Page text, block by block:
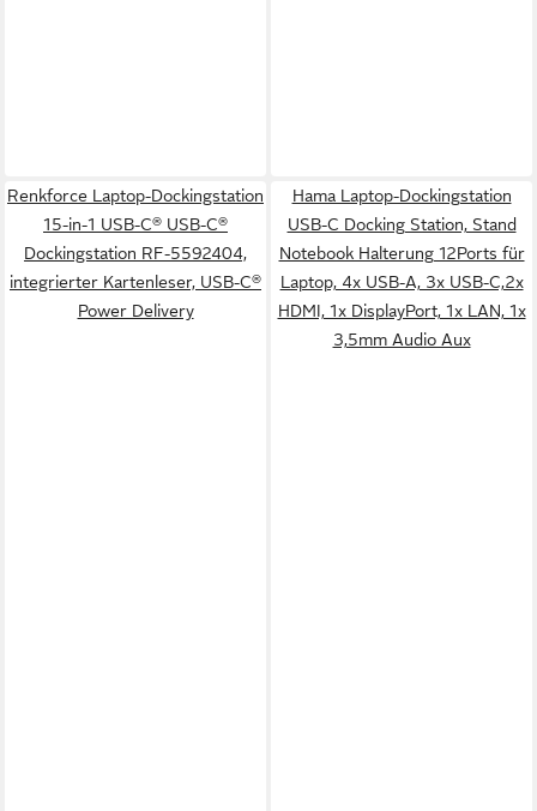
Renkforce Laptop-Dockingstation
15-in-1 USB-C® USB-C®
Dockingstation RF-5592404,
integrierter Kartenleser, USB-C®
Power Delivery
Hama Laptop-Dockingstation
USB-C Docking Station, Stand
Notebook Halterung 12Ports für
Laptop, 4x USB-A, 3x USB-C,2x
HDMI, 1x DisplayPort, 1x LAN, 1x
3,5mm Audio Aux